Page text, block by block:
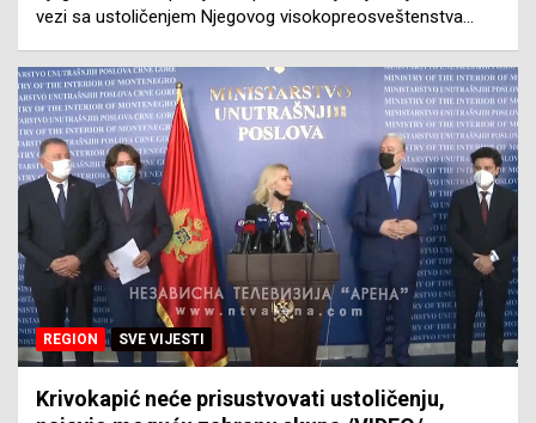
vezi sa ustoličenjem Njegovog visokopreosveštenstva…
REGION SVE VIJESTI
Krivokapić neće prisustvovati ustoličenju,